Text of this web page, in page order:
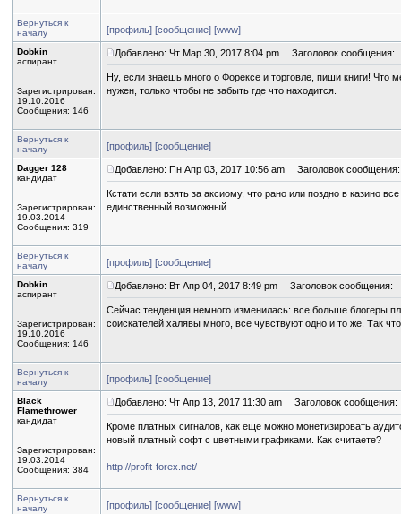
Вернуться к
началу
[профиль] [сообщение] [www]
Dobkin
аспирант
Зарегистрирован:
19.10.2016
Сообщения: 146
Добавлено: Чт Мар 30, 2017 8:04 pm Заголовок сообщения:
Ну, если знаешь много о Форексе и торговле, пиши книги! Что
нужен, только чтобы не забыть где что находится.
Вернуться к
началу
[профиль] [сообщение]
Dagger 128
кандидат
Зарегистрирован:
19.03.2014
Сообщения: 319
Добавлено: Пн Апр 03, 2017 10:56 am Заголовок сообщения:
Кстати если взять за аксиому, что рано или поздно в казино
единственный возможный.
Вернуться к
началу
[профиль] [сообщение]
Dobkin
аспирант
Зарегистрирован:
19.10.2016
Сообщения: 146
Добавлено: Вт Апр 04, 2017 8:49 pm Заголовок сообщения:
Сейчас тенденция немного изменилась: все больше блогеры
соискателей халявы много, все чувствуют одно и то же. Так
Вернуться к
началу
[профиль] [сообщение]
Black
Flamethrower
кандидат
Зарегистрирован:
19.03.2014
Сообщения: 384
Добавлено: Чт Апр 13, 2017 11:30 am Заголовок сообщения:
Кроме платных сигналов, как еще можно монетизировать
новый платный софт с цветными графиками. Как считаете?
http://profit-forex.net/
Вернуться к
началу
[профиль] [сообщение] [www]